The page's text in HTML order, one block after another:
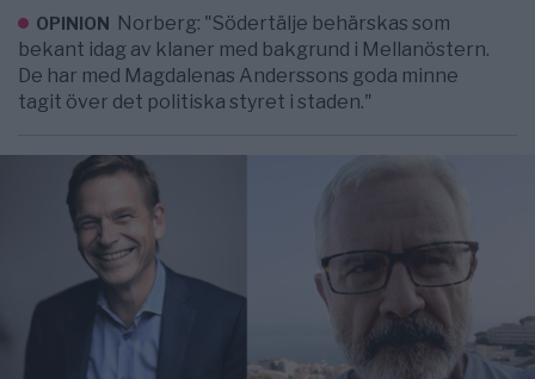
OPINION Norberg: "Södertälje behärskas som
bekant idag av klaner med bakgrund i Mellanöstern.
De har med Magdalenas Anderssons goda minne
tagit över det politiska styret i staden."